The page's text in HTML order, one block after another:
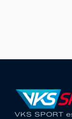
VKS SPORT